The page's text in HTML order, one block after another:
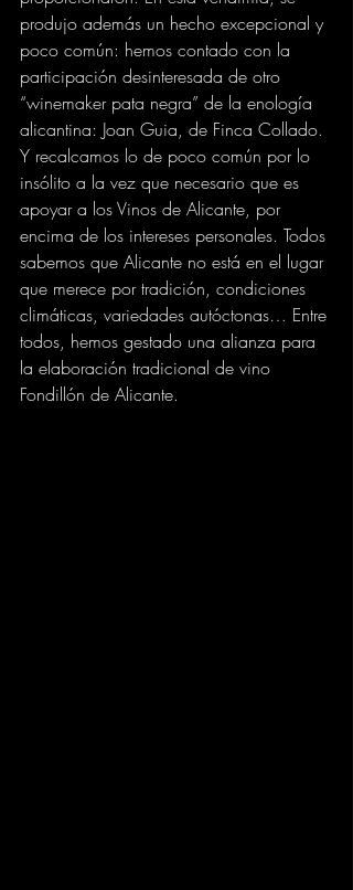
produjo además un hecho excepcional y
poco común: hemos contado con la
participación desinteresada de otro
“winemaker pata negra” de la enología
alicantina: Joan Guia, de Finca Collado.
Y recalcamos lo de poco común por lo
insólito a la vez que necesario que es
apoyar a los Vinos de Alicante, por
encima de los intereses personales. Todos
sabemos que Alicante no está en el lugar
que merece por tradición, condiciones
climáticas, variedades autóctonas… Entre
todos, hemos gestado una alianza para
la elaboración tradicional de vino
Fondillón de Alicante.